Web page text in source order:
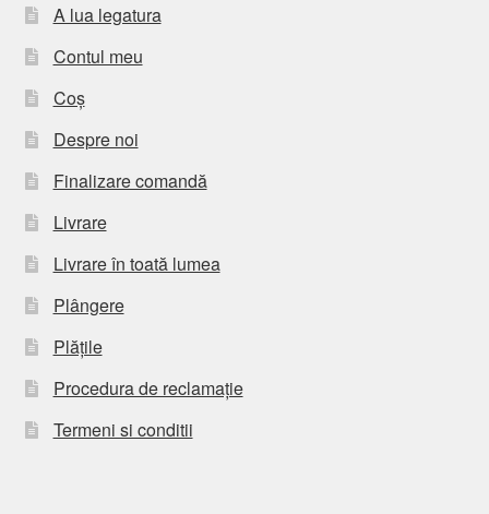
A lua legatura
Contul meu
Coș
Despre noi
Finalizare comandă
Livrare
Livrare în toată lumea
Plângere
Plățile
Procedura de reclamație
Termeni si conditii